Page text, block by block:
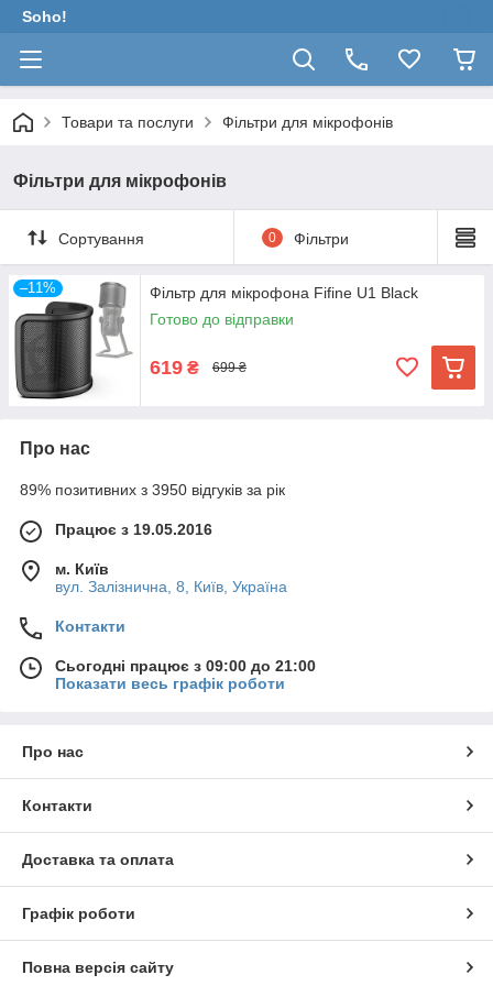
Soho!
Товари та послуги Фільтри для мікрофонів
Фільтри для мікрофонів
Сортування 0 Фільтри
–11%
Фільтр для мікрофона Fifine U1 Black
Готово до відправки
619 ₴ 699 ₴
Про нас
89% позитивних з 3950 відгуків за рік
Працює з 19.05.2016
м. Київ
вул. Залізнична, 8, Київ, Україна
Контакти
Сьогодні працює з 09:00 до 21:00
Показати весь графік роботи
Про нас
Контакти
Доставка та оплата
Графік роботи
Повна версія сайту